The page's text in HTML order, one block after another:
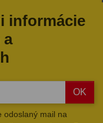
informácie
a
OK
odoslaný mail na